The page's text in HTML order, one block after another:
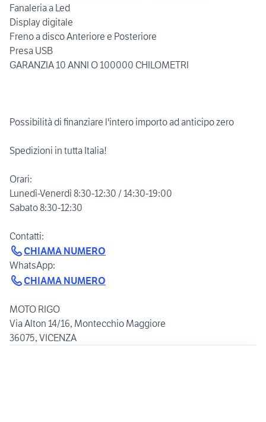
Fanaleria a Led
Display digitale
Freno a disco Anteriore e Posteriore
Presa USB
GARANZIA 10 ANNI O 100000 CHILOMETRI
Possibilità di finanziare l'intero importo ad anticipo zero
Spedizioni in tutta Italia!
Orari:
Lunedì-Venerdì 8:30-12:30 / 14:30-19:00
Sabato 8:30-12:30
CHIAMA NUMERO
CHIAMA NUMERO
MOTO RIGO
Via Alton 14/16, Montecchio Maggiore